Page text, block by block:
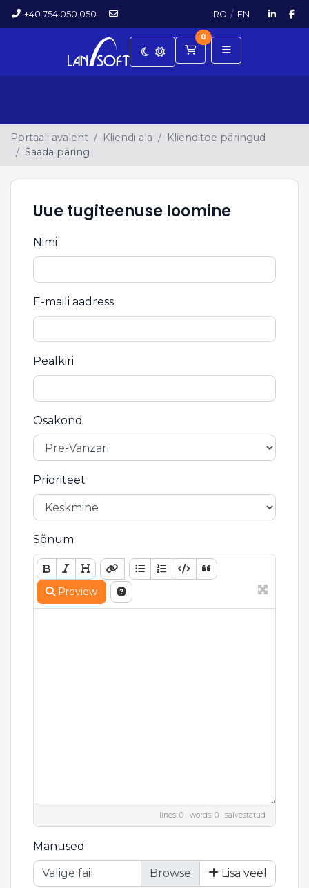
+40.754.050.050 RO / EN
0
Ostukorv
Portaali avaleht Kliendi ala
Klienditoe päringud
Saada päring
Uue tugiteenuse loomine
Nimi
E-maili aadress
Pealkiri
Osakond
Prioriteet
Sõnum
Preview
lines: 0 words: 0 salvestatud
Manused
Valige fail Lisa veel